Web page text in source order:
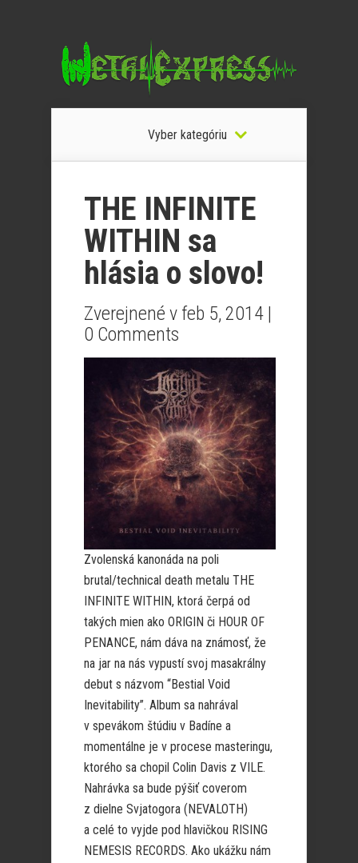
Vyber kategóriu
THE INFINITE
WITHIN sa
hlásia o slovo!
Zverejnené v feb 5, 2014 |
0 Comments
Zvolenská kanonáda na poli
brutal/technical death metalu THE
INFINITE WITHIN, ktorá čerpá od
takých mien ako ORIGIN či HOUR OF
PENANCE, nám dáva na známosť, že
na jar na nás vypustí svoj masakrálny
debut s názvom “Bestial Void
Inevitability”. Album sa nahrával
v spevákom štúdiu v Badíne a
momentálne je v procese masteringu,
ktorého sa chopil Colin Davis z VILE.
Nahrávka sa bude pýšiť coverom
z dielne Svjatogora (NEVALOTH)
a celé to vyjde pod hlavičkou RISING
NEMESIS RECORDS. Ako ukážku nám